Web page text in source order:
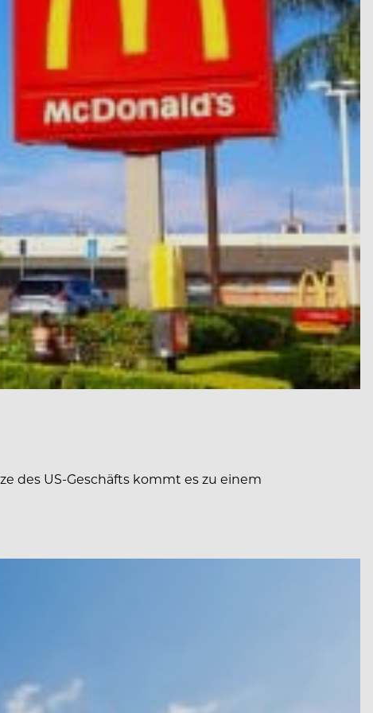
des US-Geschäfts kommt es zu einem